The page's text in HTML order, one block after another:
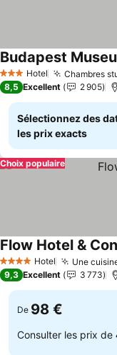
3 ÉtoilesHotel Chambres
Budapest
8,5 Excellent 2 905
Sélectionnez des
les prix exacts
Choix populaire
4 Étoiles Hotel Une
Flow Hotel &
9,3 Excellent 3 773
De 98 €
Consulter les prix de